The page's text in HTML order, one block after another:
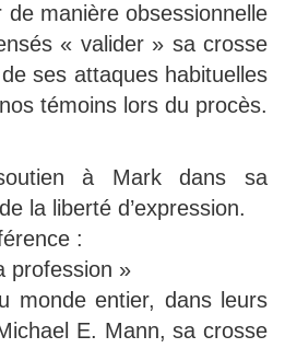
manière obsessionnelle
« valider » sa crosse
ses attaques habituelles
témoins lors du procès.
à Mark dans sa
la liberté d’expression.
:
profession »
monde entier, dans leurs
E. Mann, sa crosse